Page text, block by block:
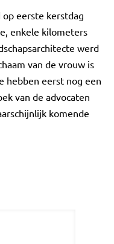
eerste kerstdag
enkele kilometers
werd
van de vrouw is
hebben eerst nog een
van de advocaten
komende